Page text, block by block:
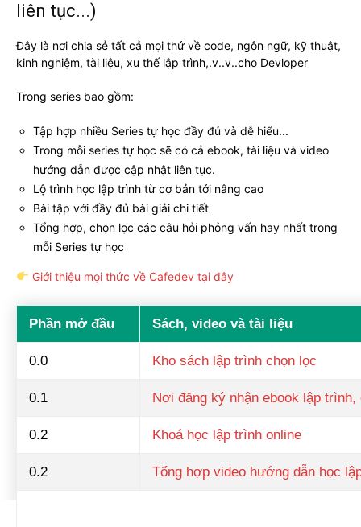
liên tục...)
Đây là nơi chia sẻ tất cả mọi thứ về code, ngôn ngữ, kỹ thuật,
kinh nghiệm, tài liệu, xu thế lập trình,.v..v..cho Devloper
Trong series bao gồm:
Tập hợp nhiều Series tự học đầy đủ và dễ hiểu...
Trong mỗi series tự học sẽ có cả ebook, tài liệu và video
hướng dẫn được cập nhật liên tục.
Lộ trình học lập trình từ cơ bản tới nâng cao
Bài tập với đầy đủ bài giải chi tiết
Tổng hợp, chọn lọc các câu hỏi phỏng vấn hay nhất trong
mỗi Series tự học
Giới thiệu mọi thức về Cafedev tại đây
Phần mở đầu Sách, video và tài liệu
0.0 Kho sách lập trình chọn lọc
0.1 Nơi đăng ký nhận ebook lập
0.2 Khoá học lập trình online
0.2 Tổng hợp video hướng dẫn học